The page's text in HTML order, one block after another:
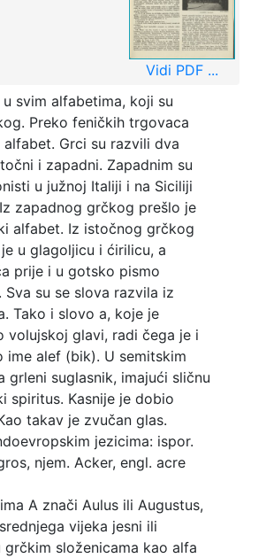
Vidi PDF ...
u svim alfabetima, koji su
Preko feničkih trgovaca
Grci su razvili dva
i zapadni. Zapadnim su
u južnoj Italiji i na Siciliji
zapadnog grčkog prešlo je
alfabet. Iz istočnog grčkog
u glagoljicu i ćirilicu, a
prije i u gotsko pismo
Sva su se slova razvila iz
Tako i slovo a, koje je
volujskoj glavi, radi čega je i
ime alef (bik). U semitskim
grleni suglasnik, imajući sličnu
spiritus. Kasnije je dobio
takav je zvučan glas.
jezicima: ispor.
njem. Acker, engl. acre
A znači Aulus ili Augustus,
vijeka jesni ili
grčkim složenicama kao alfa